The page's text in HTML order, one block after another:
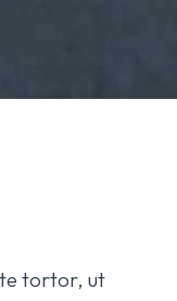
tortor, ut